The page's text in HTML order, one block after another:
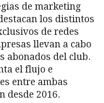
de marketing
los distintos
de redes
llevan a cabo
abonados del club.
el flujo e
entre ambas
desde 2016.